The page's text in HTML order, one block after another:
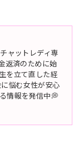
ャットレディ専
返済のために始
を立て直した経
悩む女性が安心
情報を発信中💭